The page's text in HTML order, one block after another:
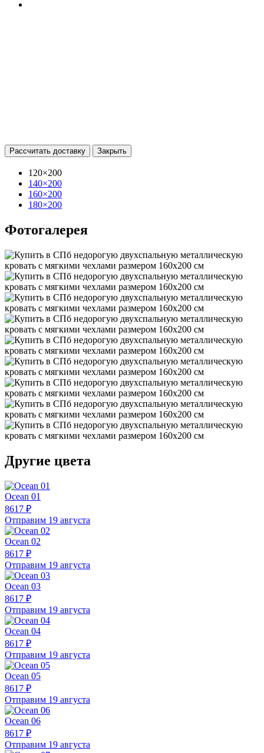
Рассчитать доставку Закрыть
120×200
140×200
160×200
180×200
Фотогалерея
Другие цвета
Ocean 01
8617 ₽
Отправим 19 августа
Ocean 02
8617 ₽
Отправим 19 августа
Ocean 03
8617 ₽
Отправим 19 августа
Ocean 04
8617 ₽
Отправим 19 августа
Ocean 05
8617 ₽
Отправим 19 августа
Ocean 06
8617 ₽
Отправим 19 августа